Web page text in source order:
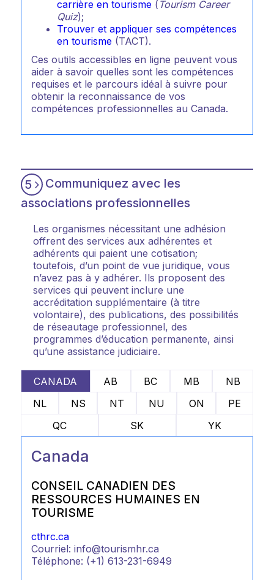
carrière en tourisme ( Tourism Career
Quiz);
Trouver et appliquer ses compétences
en tourisme (TACT).
Ces outils accessibles en ligne peuvent vous
aider à savoir quelles sont les compétences
requises et le parcours idéal à suivre pour
obtenir la reconnaissance de vos
compétences professionnelles au Canada.
5
Communiquez avec les
associations professionnelles
Les organismes nécessitant une adhésion
offrent des services aux adhérentes et
adhérents qui paient une cotisation;
toutefois, d’un point de vue juridique, vous
n’avez pas à y adhérer. Ils proposent des
services qui peuvent inclure une
accréditation supplémentaire (à titre
volontaire), des publications, des possibilités
de réseautage professionnel, des
programmes d’éducation permanente, ainsi
qu’une assistance judiciaire.
CANADA AB BC MB
NB
NL
NS NT NU ON
PE
QC
SK YK
Canada
CONSEIL CANADIEN DES
RESSOURCES HUMAINES EN
TOURISME
cthrc.ca
Courriel: info@tourismhr.ca
Téléphone: (+1) 613-231-6949